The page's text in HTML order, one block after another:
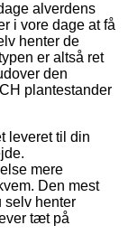
alverdens
i vore dage at få
henter de
er altså ret
den
plantestander
leveret til din
mere
Den mest
selv henter
tæt på